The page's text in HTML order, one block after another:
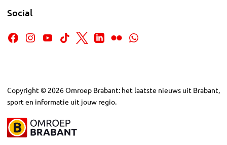
Social
Copyright © 2026Omroep Brabant: het laatste nieuws uit Brabant,
sport en informatie uit jouw regio.